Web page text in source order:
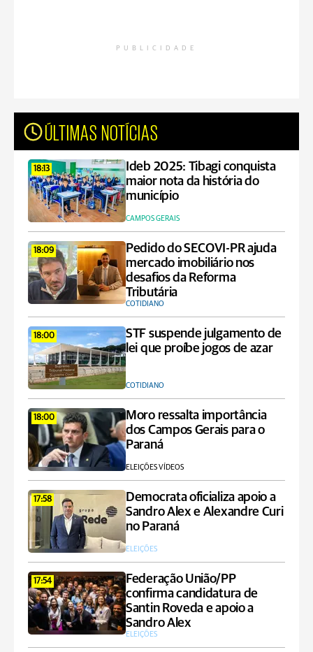
PUBLICIDADE
ÚLTIMAS NOTÍCIAS
18:13
Ideb 2025: Tibagi conquista
maior nota da história do
município
CAMPOS GERAIS
18:09
Pedido do SECOVI-PR ajuda
mercado imobiliário nos
desafios da Reforma
Tributária
COTIDIANO
18:00
STF suspende julgamento de
lei que proíbe jogos de azar
COTIDIANO
18:00
Moro ressalta importância
dos Campos Gerais para o
Paraná
ELEIÇÕES VÍDEOS
17:58
Democrata oficializa apoio a
Sandro Alex e Alexandre Curi
no Paraná
ELEIÇÕES
17:54
Federação União/PP
confirma candidatura de
Santin Roveda e apoio a
Sandro Alex
ELEIÇÕES